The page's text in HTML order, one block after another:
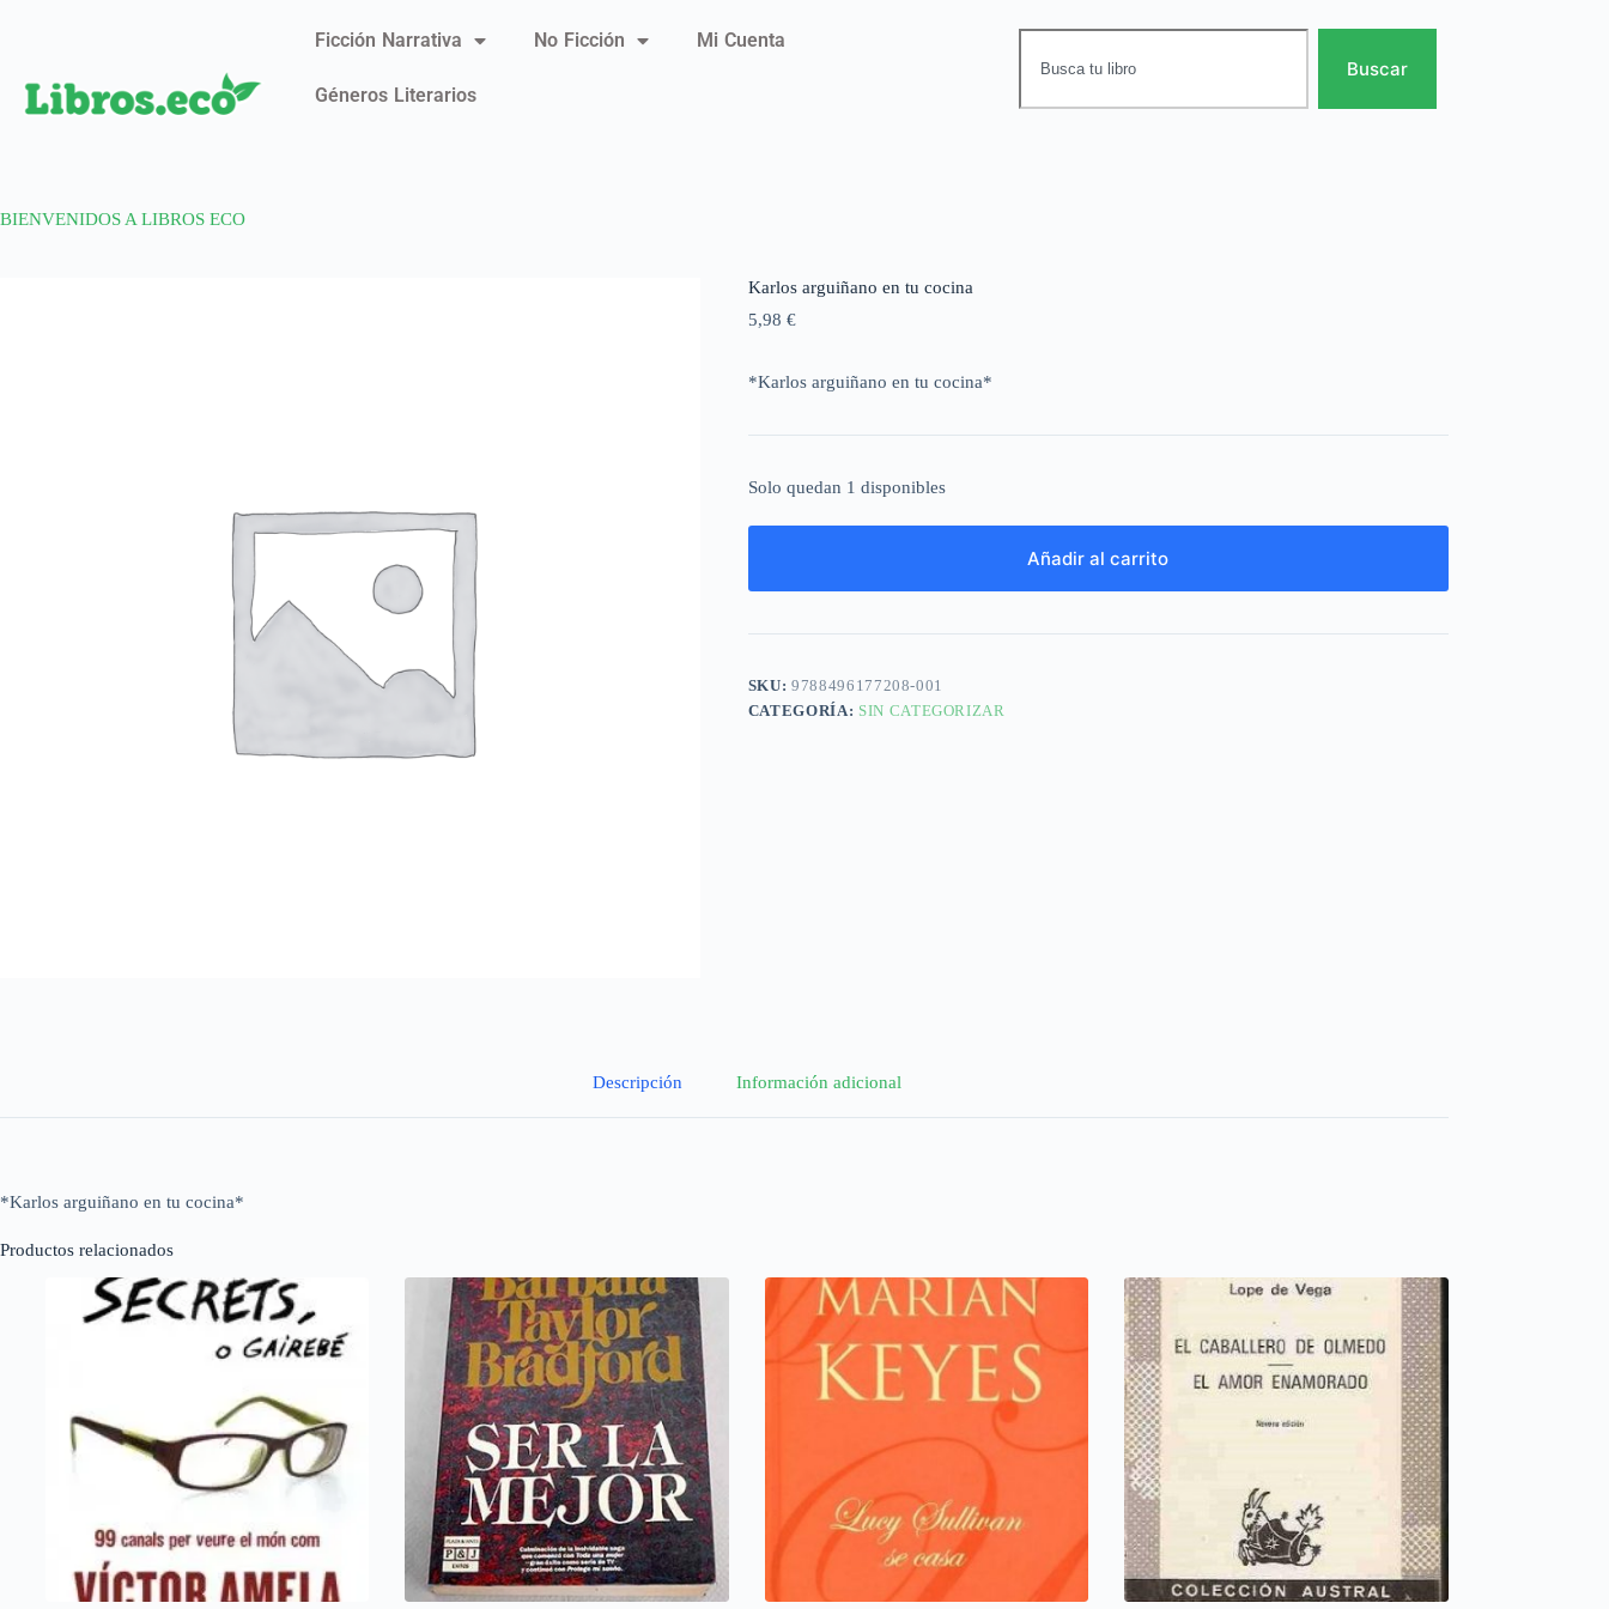
Ficción Narrativa No Ficción Mi Cuenta
Géneros Literarios
Buscar
BIENVENIDOS A LIBROS ECO
Karlos arguiñano en tu cocina
5,98 €
*Karlos arguiñano en tu cocina*
Solo quedan 1 disponibles
Añadir al carrito
SKU:9788496177208-001
CATEGORÍA: SIN CATEGORIZAR
Descripción Información adicional
*Karlos arguiñano en tu cocina*
Productos relacionados